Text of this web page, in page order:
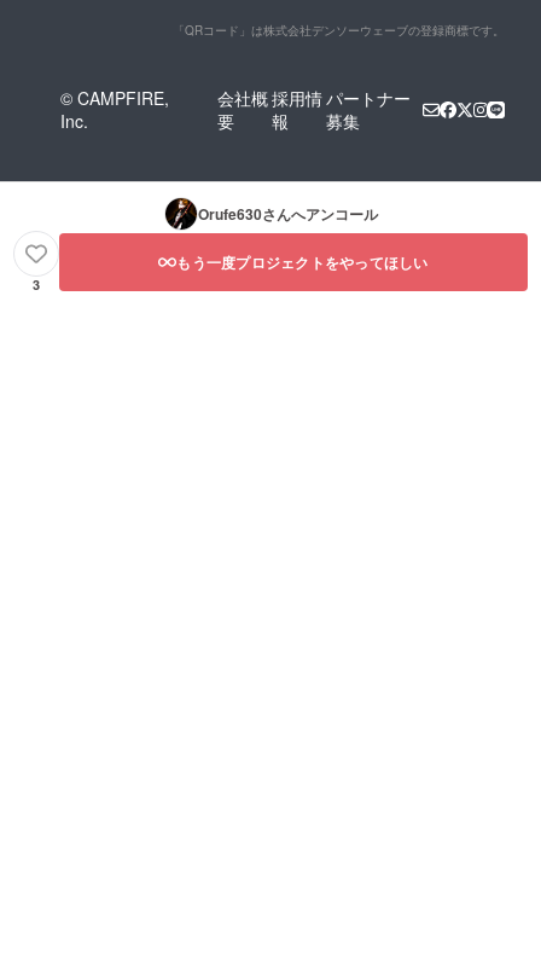
「QRコード」は株式会社デンソーウェーブの登録商標です。
© CAMPFIRE,
Inc.
会社概
要
採用情
報
パートナー
募集
Orufe630さんへアンコール
3
もう一度プロジェクトをやってほしい